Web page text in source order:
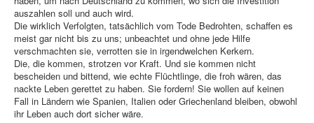
auszahlen soll und auch wird.
Die wirklich Verfolgten, tatsächlich vom Tode Bedrohten, schaffen es
meist gar nicht bis zu uns; unbeachtet und ohne jede Hilfe
verschmachten sie, verrotten sie in irgendwelchen Kerkern.
Die, die kommen, strotzen vor Kraft. Und sie kommen nicht
bescheiden und bittend, wie echte Flüchtlinge, die froh wären, das
nackte Leben gerettet zu haben. Sie fordern! Sie wollen auf keinen
Fall in Ländern wie Spanien, Italien oder Griechenland bleiben, obwohl
ihr Leben auch dort sicher wäre.